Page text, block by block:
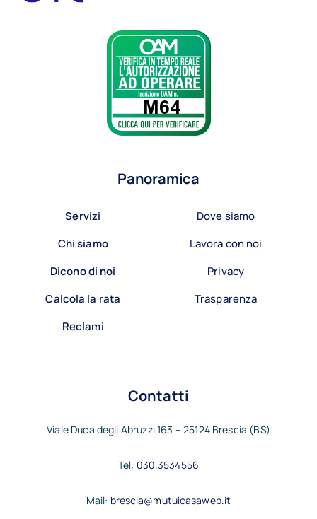
Panoramica
Servizi
Chi siamo
Dicono di noi
Calcola la rata
Reclami
Dove siamo
Lavora con noi
Privacy
Trasparenza
Contatti
Viale Duca degli Abruzzi 163 – 25124 Brescia (BS)
Tel: 030.3534556
Mail: brescia@mutuicasaweb.it